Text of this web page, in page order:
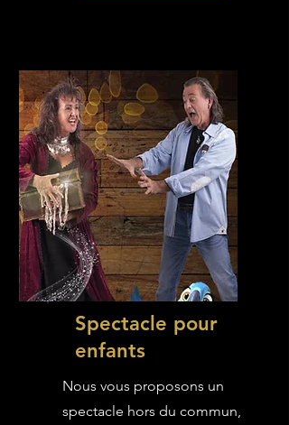
Spectacle pour
enfants
Nous vous proposons un
spectacle hors du commun,